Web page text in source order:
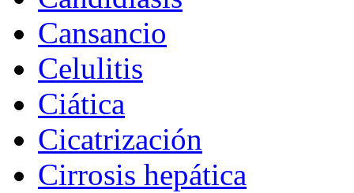
Cansancio
Celulitis
Ciática
Cicatrización
Cirrosis hepática